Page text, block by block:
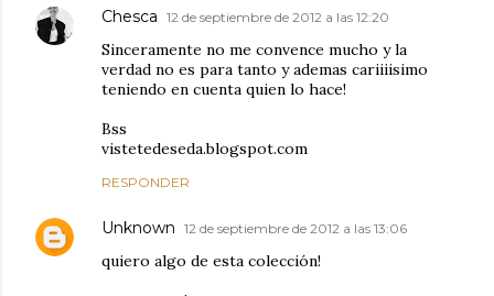
Chesca 12 de septiembre de 2012 a las 12:20
Sinceramente no me convence mucho y la
verdad no es para tanto y ademas cariiiisimo
teniendo en cuenta quien lo hace!
Bss
vistetedeseda.blogspot.com
RESPONDER
Unknown 12 de septiembre de 2012 a las 13:06
quiero algo de esta colección!